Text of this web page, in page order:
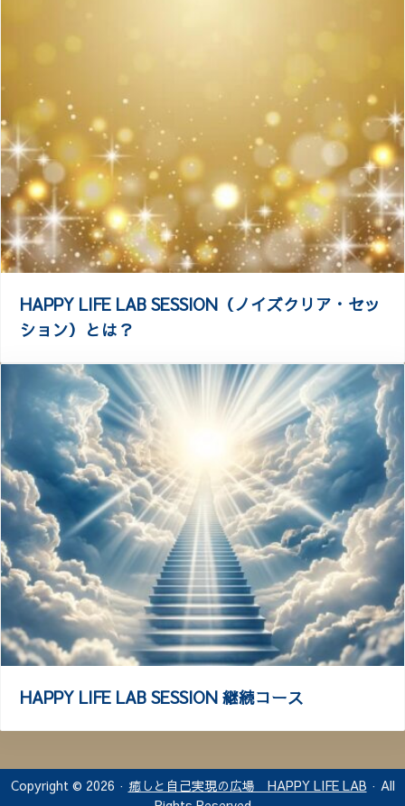
HAPPY LIFE LAB SESSION（ノイズクリア・セッ
ション）とは？
HAPPY LIFE LAB SESSION 継続コース
Copyright © 2026 · 癒しと自己実現の広場 HAPPY LIFE LAB · All